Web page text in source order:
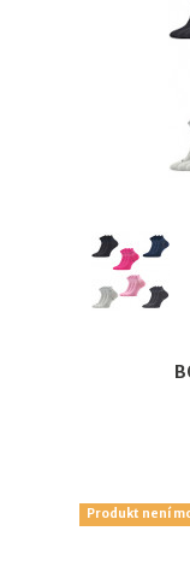
Produkt není